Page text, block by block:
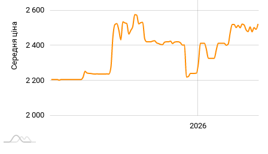
Середня ціна 2 000
2 000
2 200
2 400
2 600
2026